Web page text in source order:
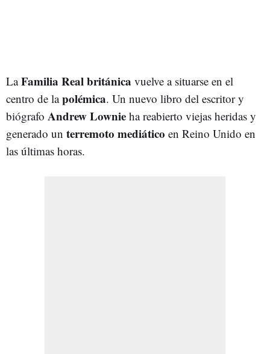
LaFamilia Real británica vuelve a situarse en el
centro de lapolémica. Un nuevo libro del escritor y
biógrafo Andrew Lownie ha reabierto viejas heridas y
generado un terremoto mediático en Reino Unido en
las últimas horas.